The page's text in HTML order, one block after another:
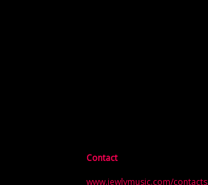
Contact
www.jewlymusic.com/contacts